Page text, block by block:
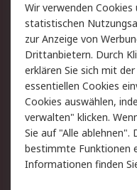
Rücksendungen
Hilfe
Rechtliches
AGB
Cookie-Richtlinie
Copyright/
Wir verwenden
statistischen
zur Anzeige von
Drittanbietern. Durch
erklären Sie sich mit
essentiellen Cookies
Cookies auswählen,
verwalten" klicken.
Sie auf "Alle ablehnen".
bestimmte Funktionen
Informationen finden